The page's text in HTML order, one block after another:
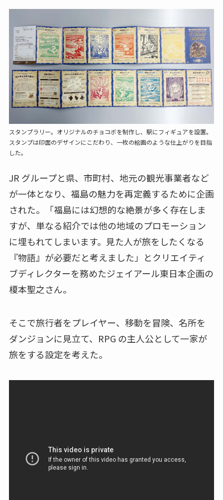
スタンプラリー。オリジナルのチョコボを制作し、駅にフィギュアを設置。
スタンプは印面のデザインにこだわり、一枚の絵画のような仕上がりを目指
した。
JR グループと県、市町村、地元の観光事業者など
が一体となり、福島の魅力を再定義するために企画
された。「福島には幻想的な絶景が多く存在しま
すが、単なる紹介では他の地域のプロモーション
に埋もれてしまいます。見た人が旅をしたくなる
『物語』が必要だと考えました」とクリエイティ
ブディレクターを務めたジェイアール東日本企画の
榎本聖之さん。
そこで旅行者をプレイヤー、移動を冒険、名所を
ダンジョンに見立て、RPG の主人公として一家が
旅をする設定を考えた。